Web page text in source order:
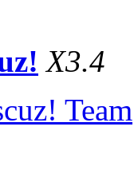
X3.4
Team